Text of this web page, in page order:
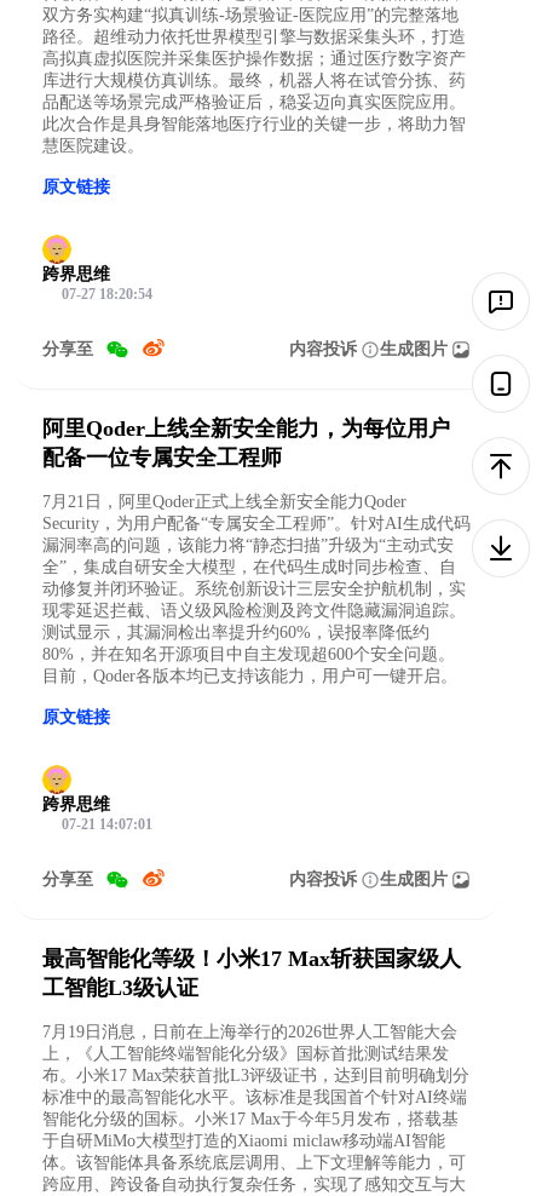
双方务实构建“拟真训练-场景验证-医院应用”的完整落地
路径。超维动力依托世界模型引擎与数据采集头环，打造
高拟真虚拟医院并采集医护操作数据；通过医疗数字资产
库进行大规模仿真训练。最终，机器人将在试管分拣、药
品配送等场景完成严格验证后，稳妥迈向真实医院应用。
此次合作是具身智能落地医疗行业的关键一步，将助力智
慧医院建设。
原文链接
跨界思维
07-27 18:20:54
分享至 内容投诉 生成图片
阿里Qoder上线全新安全能力，为每位用户
配备一位专属安全工程师
7月21日，阿里Qoder正式上线全新安全能力Qoder
Security，为用户配备“专属安全工程师”。针对AI生成代码
漏洞率高的问题，该能力将“静态扫描”升级为“主动式安
全”，集成自研安全大模型，在代码生成时同步检查、自
动修复并闭环验证。系统创新设计三层安全护航机制，实
现零延迟拦截、语义级风险检测及跨文件隐藏漏洞追踪。
测试显示，其漏洞检出率提升约60%，误报率降低约
80%，并在知名开源项目中自主发现超600个安全问题。
目前，Qoder各版本均已支持该能力，用户可一键开启。
原文链接
跨界思维
07-21 14:07:01
分享至 内容投诉 生成图片
最高智能化等级！小米17 Max斩获国家级人
工智能L3级认证
7月19日消息，日前在上海举行的2026世界人工智能大会
上，《人工智能终端智能化分级》国标首批测试结果发
布。小米17 Max荣获首批L3评级证书，达到目前明确划分
标准中的最高智能化水平。该标准是我国首个针对AI终端
智能化分级的国标。小米17 Max于今年5月发布，搭载基
于自研MiMo大模型打造的Xiaomi miclaw移动端AI智能
体。该智能体具备系统底层调用、上下文理解等能力，可
跨应用、跨设备自动执行复杂任务，实现了感知交互与大